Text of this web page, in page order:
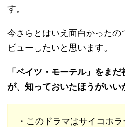
す。
今さらとはいえ面白かったの
ビューしたいと思います。
「ベイツ・モーテル」をま
が、知っておいたほうがいい
・このドラマはサイコホ